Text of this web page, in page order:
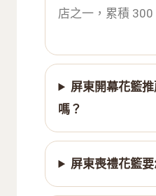
店之一，累積 300
屏東開幕花籃
嗎？
屏東喪禮花籃